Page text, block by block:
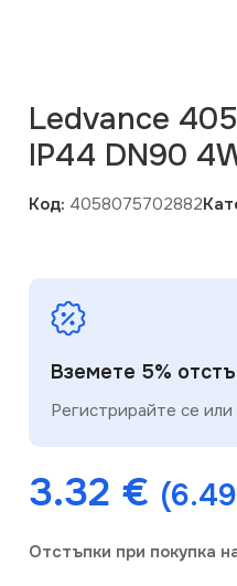
Ledvance
IP44 DN90
Код: 4058075702882
Вземете 5%
Регистрирайте се
3.32 €
Отстъпки при покупка